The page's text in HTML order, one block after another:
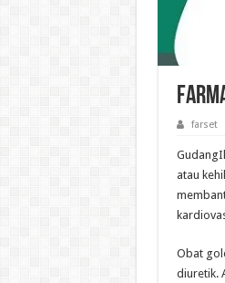
farset
atau
Obat
diuretik.